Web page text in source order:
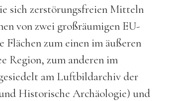
sich zerstörungsfreien Mitteln
von zwei großräumigen EU-
zum einen im äußeren
Region, zum anderen im
am Luftbildarchiv der
Historische Archäologie) und